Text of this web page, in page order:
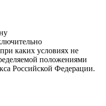
каких условиях не
положениями
Российской Федерации.